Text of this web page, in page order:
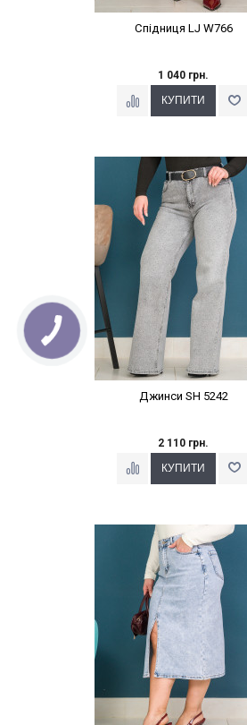
Спідниця LJ W766
1 040 грн.
Наклейки Варіант з %
Джинси SH 5242
2 110 грн.
Наклейки Варіант з %